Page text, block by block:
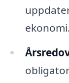
ekonomi.